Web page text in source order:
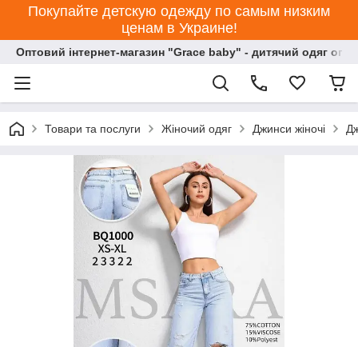
Покупайте детскую одежду по самым низким
ценам в Украине!
Оптовий інтернет-магазин "Grace baby" - дитячий одяг
Товари та послуги Жіночий одяг Джинси жіночі